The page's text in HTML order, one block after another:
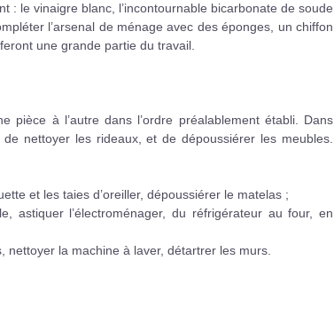
: le vinaigre blanc, l’incontournable bicarbonate de soude
l’arsenal de ménage avec des éponges, un chiffon
une grande partie du travail.
à l’autre dans l’ordre préalablement établi. Dans
nettoyer les rideaux, et de dépoussiérer les meubles.
et les taies d’oreiller, dépoussiérer le matelas ;
astiquer l’électroménager, du réfrigérateur au four, en
la machine à laver, détartrer les murs.